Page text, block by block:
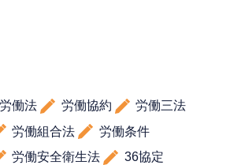
労働法 労働協約
労働三法
労働組合法
労働条件
労働安全衛生法 36協定